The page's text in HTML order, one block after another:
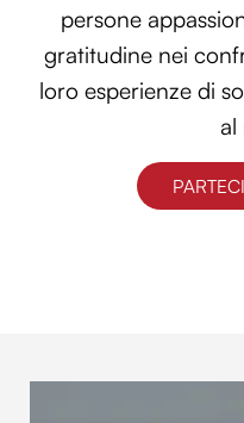
persone
gratitudine nei
loro esperienze di
al